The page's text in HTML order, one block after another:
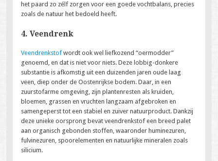
het paard zo zélf zorgen voor een goede vochtbalans, precies
zoals de natuur het bedoeld heeft.
4. Veendrenk
Veendrenkstof wordt ook wel liefkozend “oermodder”
genoemd, en dat is niet voor niets. Deze lobbig-donkere
substantie is afkomstig uit een duizenden jaren oude laag
veen, diep onder de Oostenrijkse bodem. Daar, in een
zuurstofarme omgeving, zijn plantenresten als kruiden,
bloemen, grassen en vruchten langzaam afgebroken en
samengeperst tot een stabiel en zuiver natuurproduct. Dankzij
deze unieke oorsprong bevat veendrenkstof een breed palet
aan organisch gebonden stoffen, waaronder huminezuren,
fulvinezuren, spoorelementen en natuurlijke mineralen zoals
silicium.